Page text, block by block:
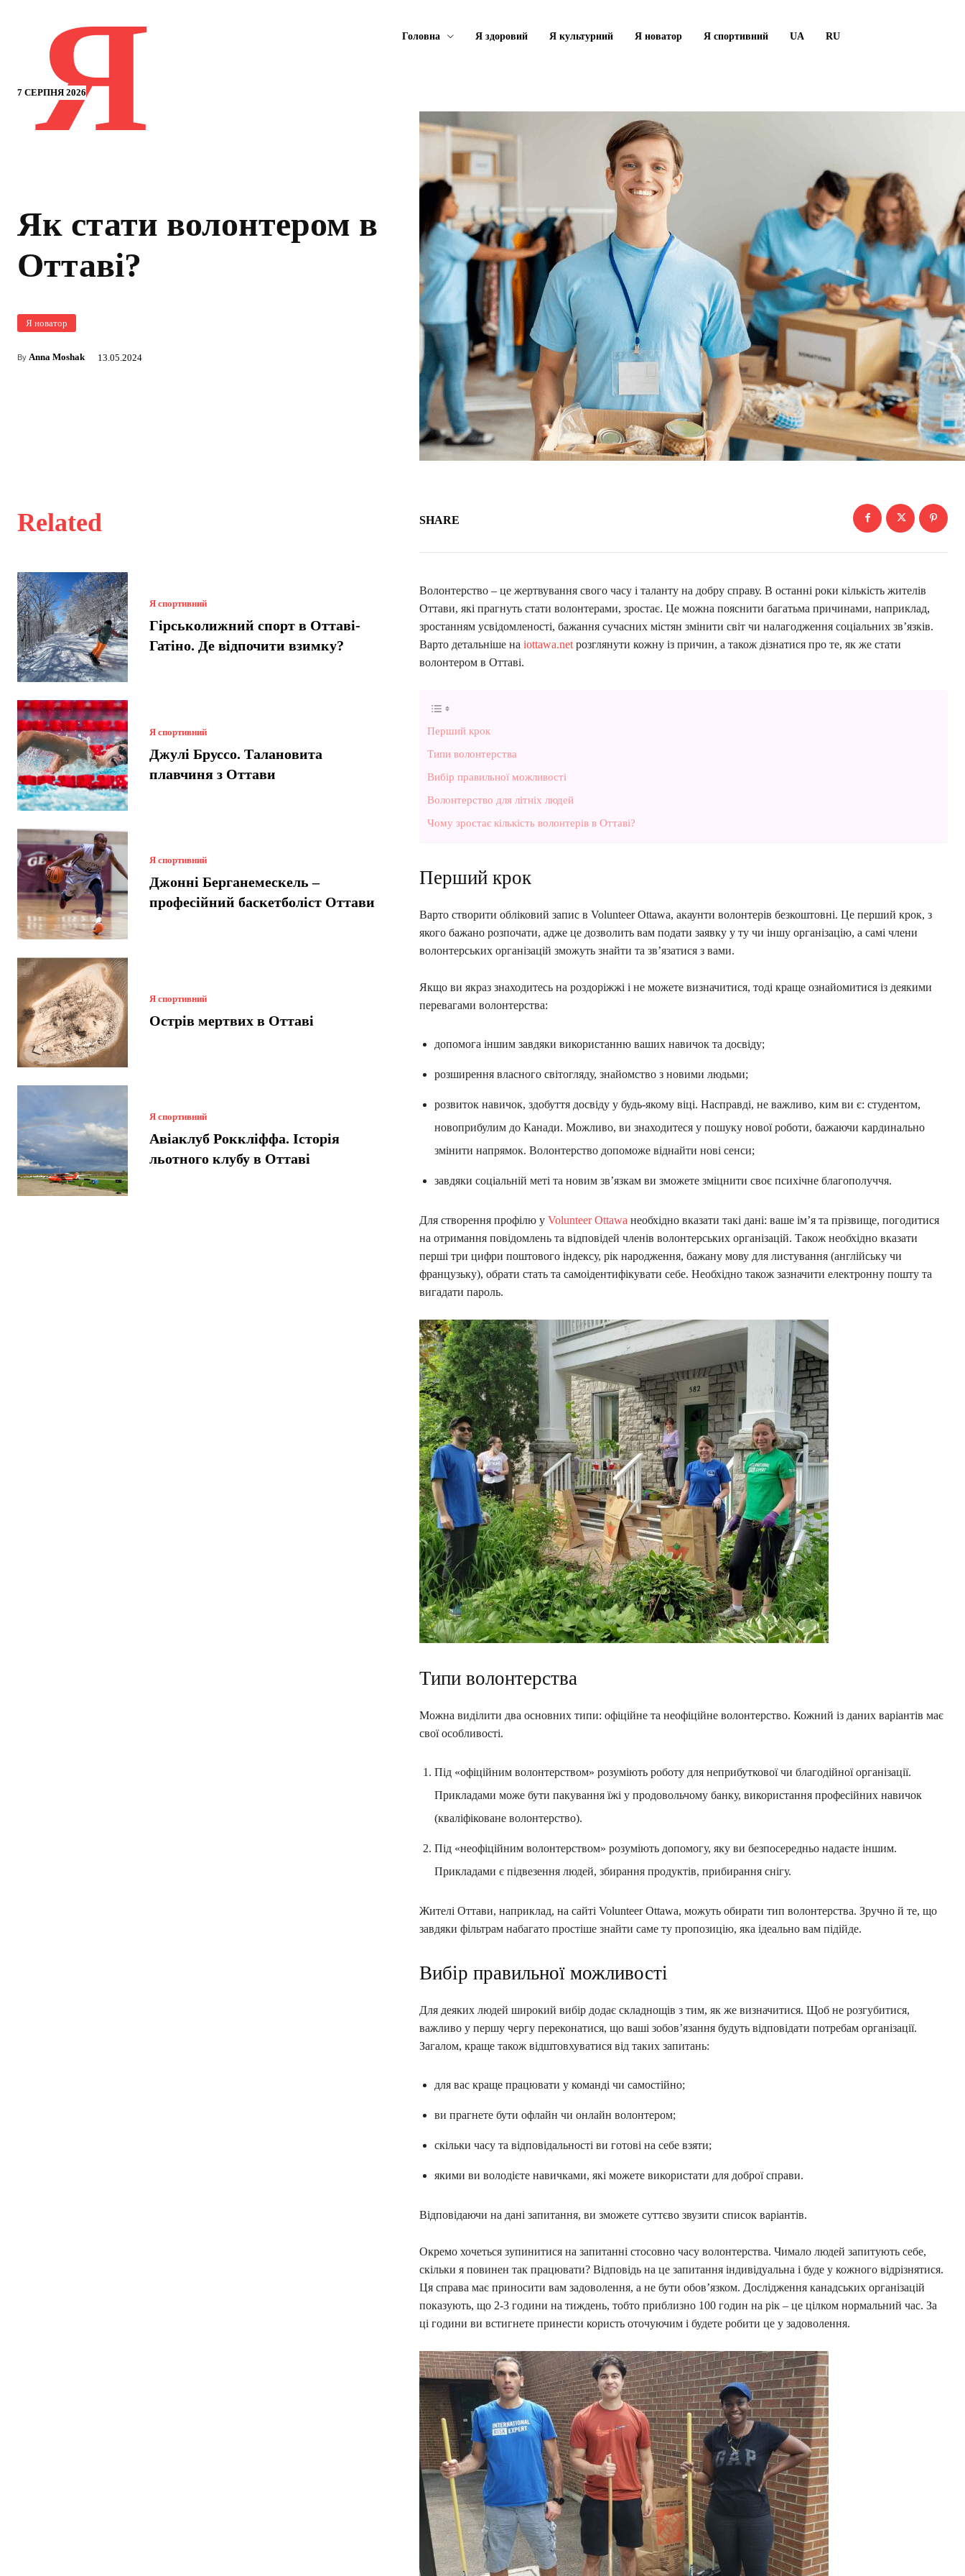
7 СЕРПНЯ 2026
Я Головна Я здоровий Я культурний Я новатор Я спортивний UA RU
Як стати волонтером в
Оттаві?
Я новатор
By Anna Moshak 13.05.2024
Related
Я спортивний
Гірськолижний спорт в Оттаві-
Гатіно. Де відпочити взимку?
Я спортивний
Джулі Бруссо. Талановита
плавчиня з Оттави
Я спортивний
Джонні Берганемескель –
професійний баскетболіст Оттави
Я спортивний
Острів мертвих в Оттаві
Я спортивний
Авіаклуб Роккліффа. Історія
льотного клубу в Оттаві
SHARE
Волонтерство – це жертвування свого часу і таланту на добру справу. В останні роки кількість жителів
Оттави, які прагнуть стати волонтерами, зростає. Це можна пояснити багатьма причинами, наприклад,
зростанням усвідомленості, бажання сучасних містян змінити світ чи налагодження соціальних зв’язків.
Варто детальніше на iottawa.net розглянути кожну із причин, а також дізнатися про те, як же стати
волонтером в Оттаві.
Перший крок
Типи волонтерства
Вибір правильної можливості
Волонтерство для літніх людей
Чому зростає кількість волонтерів в Оттаві?
Перший крок
Варто створити обліковий запис в Volunteer Ottawa, акаунти волонтерів безкоштовні. Це перший крок, з
якого бажано розпочати, адже це дозволить вам подати заявку у ту чи іншу організацію, а самі члени
волонтерських організацій зможуть знайти та зв’язатися з вами.
Якщо ви якраз знаходитесь на роздоріжжі і не можете визначитися, тоді краще ознайомитися із деякими
перевагами волонтерства:
допомога іншим завдяки використанню ваших навичок та досвіду;
розширення власного світогляду, знайомство з новими людьми;
розвиток навичок, здобуття досвіду у будь-якому віці. Насправді, не важливо, ким ви є: студентом,
новоприбулим до Канади. Можливо, ви знаходитеся у пошуку нової роботи, бажаючи кардинально
змінити напрямок. Волонтерство допоможе віднайти нові сенси;
завдяки соціальній меті та новим зв’язкам ви зможете зміцнити своє психічне благополуччя.
Для створення профілю у Volunteer Ottawa необхідно вказати такі дані: ваше ім’я та прізвище, погодитися
на отримання повідомлень та відповідей членів волонтерських організацій. Також необхідно вказати
перші три цифри поштового індексу, рік народження, бажану мову для листування (англійську чи
французьку), обрати стать та самоідентифікувати себе. Необхідно також зазначити електронну пошту та
вигадати пароль.
Типи волонтерства
Можна виділити два основних типи: офіційне та неофіційне волонтерство. Кожний із даних варіантів має
свої особливості.
Під «офіційним волонтерством» розуміють роботу для неприбуткової чи благодійної організації.
Прикладами може бути пакування їжі у продовольчому банку, використання професійних навичок
(кваліфіковане волонтерство).
Під «неофіційним волонтерством» розуміють допомогу, яку ви безпосередньо надаєте іншим.
Прикладами є підвезення людей, збирання продуктів, прибирання снігу.
Жителі Оттави, наприклад, на сайті Volunteer Ottawa, можуть обирати тип волонтерства. Зручно й те, що
завдяки фільтрам набагато простіше знайти саме ту пропозицію, яка ідеально вам підійде.
Вибір правильної можливості
Для деяких людей широкий вибір додає складнощів з тим, як же визначитися. Щоб не розгубитися,
важливо у першу чергу переконатися, що ваші зобов’язання будуть відповідати потребам організації.
Загалом, краще також відштовхуватися від таких запитань:
для вас краще працювати у команді чи самостійно;
ви прагнете бути офлайн чи онлайн волонтером;
скільки часу та відповідальності ви готові на себе взяти;
якими ви володієте навичками, які можете використати для доброї справи.
Відповідаючи на дані запитання, ви зможете суттєво звузити список варіантів.
Окремо хочеться зупинитися на запитанні стосовно часу волонтерства. Чимало людей запитують себе,
скільки я повинен так працювати? Відповідь на це запитання індивідуальна і буде у кожного відрізнятися.
Ця справа має приносити вам задоволення, а не бути обов’язком. Дослідження канадських організацій
показують, що 2-3 години на тиждень, тобто приблизно 100 годин на рік – це цілком нормальний час. За
ці години ви встигнете принести користь оточуючим і будете робити це у задоволення.